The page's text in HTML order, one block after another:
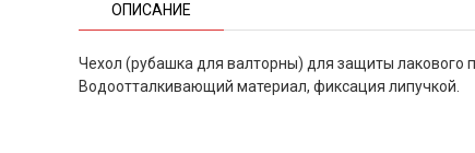
ОПИСАНИЕ
Чехол (рубашка для валторны) для защиты лакового
Водоотталкивающий материал, фиксация липучкой.